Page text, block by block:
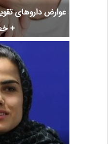
عوارض داروهای
+